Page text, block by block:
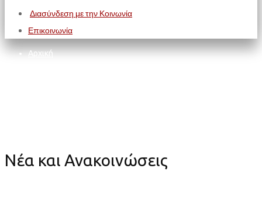
Διασύνδεση με την Κοινωνία
Επικοινωνία
Αρχική
Νέα και Ανακοινώσεις